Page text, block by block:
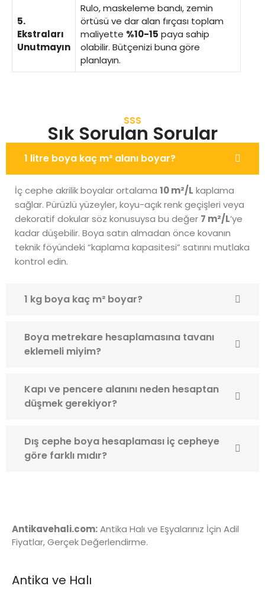
5.
Ekstraları
Unutmayın
Rulo, maskeleme bandı, zemin
örtüsü ve dar alan fırçası toplam
maliyette %10-15 paya sahip
olabilir. Bütçenizi buna göre
planlayın.
SSS
Sık Sorulan Sorular
1 litre boya kaç m² alanı boyar?
İç cephe akrilik boyalar ortalama 10 m²/L kaplama
sağlar. Pürüzlü yüzeyler, koyu-açık renk geçişleri veya
dekoratif dokular söz konusuysa bu değer 7 m²/L’ye
kadar düşebilir. Boya satın almadan önce kovanın
teknik föyündeki “kaplama kapasitesi” satırını mutlaka
kontrol edin.
1 kg boya kaç m² boyar?
Boya metrekare hesaplamasına tavanı
eklemeli miyim?
Kapı ve pencere alanını neden hesaptan
düşmek gerekiyor?
Dış cephe boya hesaplaması iç cepheye
göre farklı mıdır?
Antikavehali.com:Antika Halı ve Eşyalarınız İçin Adil
Fiyatlar, Gerçek Değerlendirme.
Antika ve Halı